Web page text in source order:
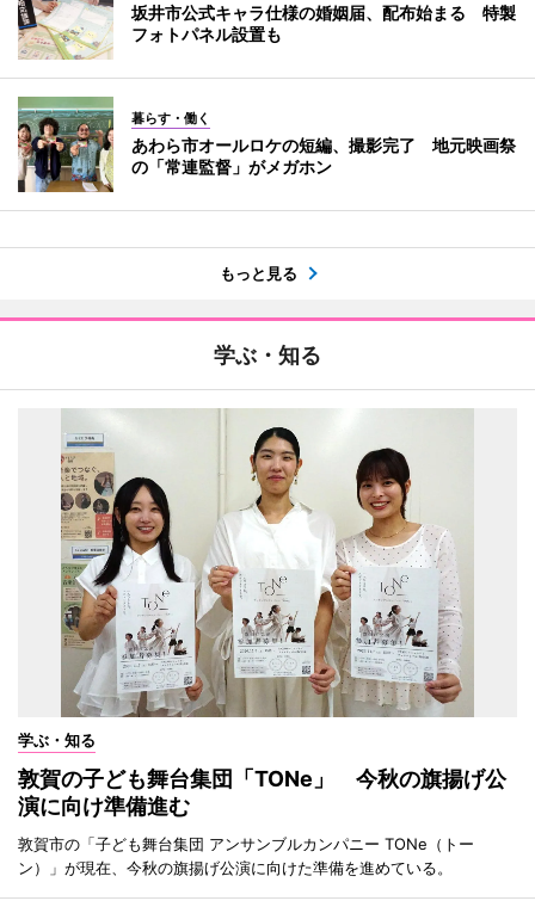
坂井市公式キャラ仕様の婚姻届、配布始まる 特製
フォトパネル設置も
暮らす・働く
あわら市オールロケの短編、撮影完了 地元映画祭
の「常連監督」がメガホン
もっと見る
学ぶ・知る
学ぶ・知る
敦賀の子ども舞台集団「TONe」 今秋の旗揚げ公
演に向け準備進む
敦賀市の「子ども舞台集団 アンサンブルカンパニー TONe（トー
ン）」が現在、今秋の旗揚げ公演に向けた準備を進めている。